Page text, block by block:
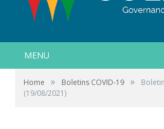
MENU
Home » Boletins COVID-19 »
(19/08/2021)